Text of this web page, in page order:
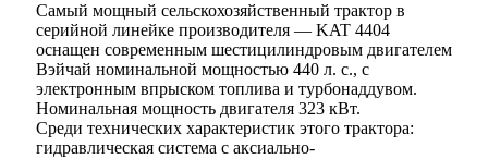
Самый мощный сельскохозяйственный трактор в
серийной линейке производителя — KAT 4404
оснащен современным шестицилиндровым двигателем
Вэйчай номинальной мощностью 440 л. с., с
электронным впрыском топлива и турбонаддувом.
Номинальная мощность двигателя 323 кВт.
Среди технических характеристик этого трактора:
гидравлическая система с аксиально-